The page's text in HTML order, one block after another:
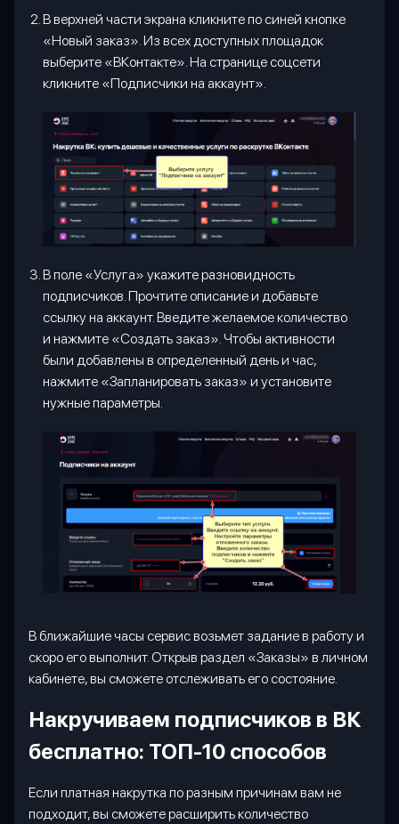
В верхней части экрана кликните по синей кнопке
«Новый заказ». Из всех доступных площадок
выберите «ВКонтакте». На странице соцсети
кликните «Подписчики на аккаунт».
В поле «Услуга» укажите разновидность
подписчиков. Прочтите описание и добавьте
ссылку на аккаунт. Введите желаемое количество
и нажмите «Создать заказ». Чтобы активности
были добавлены в определенный день и час,
нажмите «Запланировать заказ» и установите
нужные параметры.
В ближайшие часы сервис возьмет задание в работу и
скоро его выполнит. Открыв раздел «Заказы» в личном
кабинете, вы сможете отслеживать его состояние.
Накручиваем подписчиков в ВК
бесплатно: ТОП-10 способов
Если платная накрутка по разным причинам вам не
подходит, вы сможете расширить количество